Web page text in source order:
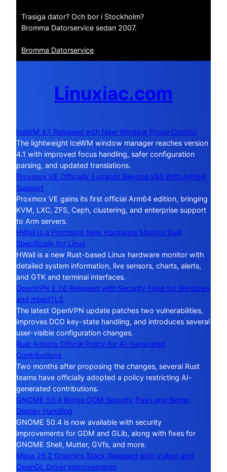
Trasiga dator? Och bor i Stockholm?
Bromma Datorservice sedan 2007.
Bromma Datorservice
Linuxiac.com
IceWM 4.1 Released with New Window Focus Control
The lightweight IceWM window manager reaches version
4.1 with improved focus handling, safer configuration
parsing, and updated translations.
Proxmox VE Officially Expands Beyond x86 With Arm64
Support
Proxmox VE gains its first official Arm64 edition, bringing
KVM, LXC, ZFS, Ceph, clustering, and enterprise support
to Arm servers.
HWall Is a Promising New Hardware Monitor Built
Specifically for Linux
HWall is a new Rust-based Linux hardware monitor with
detailed system information, live sensors, charts, alerts,
and GTK and terminal interfaces.
OpenVPN 2.7.6 Released with Security Fixes for Windows
and mbedTLS
The latest OpenVPN update patches two vulnerabilities,
improves DCO key-state handling, and introduces several
user-visible configuration changes.
Rust Adopts Official Policy for AI-Generated
Contributions
Two months after proposing the changes, several Rust
teams have officially adopted a policy restricting AI-
generated contributions.
GNOME 50.4 Brings GDM Security Fixes and Better
Display Handling
GNOME 50.4 is now available with security
improvements for GDM and GLib, along with fixes for
GNOME Shell, Mutter, GVfs, and more.
Mesa 26.2 Graphics Stack Released with Vulkan and
OpenGL Driver Improvements